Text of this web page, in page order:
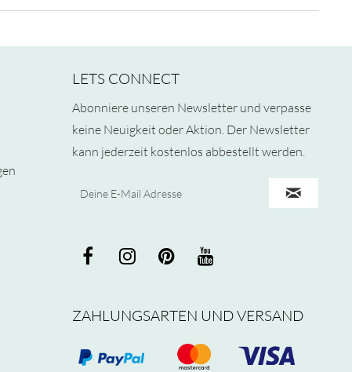
LETS CONNECT
Abonniere unseren Newsletter und verpasse
keine Neuigkeit oder Aktion. Der Newsletter
kann jederzeit kostenlos abbestellt werden.
ZAHLUNGSARTEN UND VERSAND